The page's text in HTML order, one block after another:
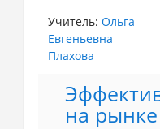
Учитель: Ольга
Евгеньевна
Плахова
на рынке